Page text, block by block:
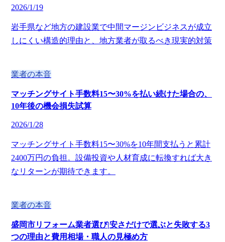
2026/1/19
岩手県など地方の建設業で中間マージンビジネスが成立
しにくい構造的理由と、地方業者が取るべき現実的対策
業者の本音
マッチングサイト手数料15〜30%を払い続けた場合の、
10年後の機会損失試算
2026/1/28
マッチングサイト手数料15〜30%を10年間支払うと累計
2400万円の負担。設備投資や人材育成に転換すれば大き
なリターンが期待できます。
業者の本音
盛岡市リフォーム業者選び|安さだけで選ぶと失敗する3
つの理由と費用相場・職人の見極め方